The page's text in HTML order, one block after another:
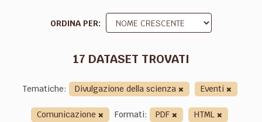
ORDINA PER
17 DATASET TROVATI
Tematiche: Divulgazione della scienza
Eventi
Comunicazione
Formati: PDF HTML